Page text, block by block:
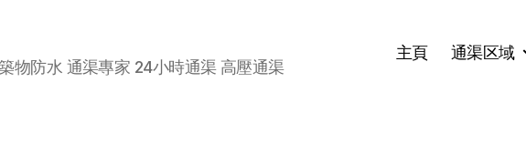
物防水 通渠專家 24小時通渠 高壓通渠
主頁 通渠区域